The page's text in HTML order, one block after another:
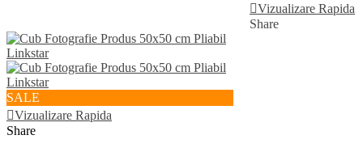
Vizualizare Rapida
Share
SALE
Vizualizare Rapida
Share